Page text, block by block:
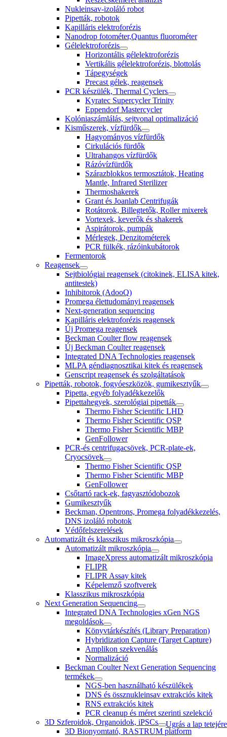
Nukleinsav-izoláló robot
Pipetták, robotok
Kapilláris elektroforézis
Nanodrop fotométer,Quantus fluorométer
Gélelektroforézis
Horizontális gélelektroforézis
Vertikális gélelektroforézis, blottolás
Tápegységek
Precast gélek, reagensek
PCR készülék, Thermal Cyclers
Kyratec Supercycler Trinity
Eppendorf Mastercycler
Kolóniaszámlálás, sejtvonal optimalizáció
Kisműszerek, vízfürdők
Hagyományos vízfürdők
Cirkulációs fürdők
Ultrahangos vízfürdők
Rázóvízfürdők
Szárazblokkos termosztátok, Heating
Mantle, Infrared Sterilizer
Thermoshakerek
Grant és Joanlab Centrifugák
Rotátorok, Billegtetők, Roller mixerek
Vortexek, keverők és shakerek
Aspirátorok, pumpák
Mérlegek, Denzitométerek
PCR fülkék, rázóinkubátorok
Fermentorok
Reagensek
Sejtbiológiai reagensek (citokinek, ELISA kitek,
antitestek)
Inhibitorok (AdooQ)
Promega élettudományi reagensek
Next-generation sequencing
Kapilláris elektroforézis reagensek
Új Promega reagensek
Beckman Coulter flow reagensek
Új Beckman Coulter reagensek
Integrated DNA Technologies reagensek
MLPA géndiagnosztikai kitek és reagensek
Genscript reagensek és szolgáltatások
Pipetták, robotok, fogyóeszközök, gumikesztyűk
Pipetta, egyéb folyadékkezelők
Pipettahegyek, szerológiai pipetták
Thermo Fisher Scientific LHD
Thermo Fisher Scientific QSP
Thermo Fisher Scientific MBP
GenFollower
PCR-és centrifugacsövek, PCR-plate-ek,
Cryocsövek
Thermo Fisher Scientific QSP
Thermo Fisher Scientific MBP
GenFollower
Csőtartó rack-ek, fagyasztódobozok
Gumikesztyűk
Beckman, Opentrons, Promega folyadékkezelés,
DNS izoláló robotok
Védőfelszerelések
Automatizált és klasszikus mikroszkópia
Automatizált mikroszkópia
ImageXpress automatizált mikroszkópia
FLIPR
FLIPR Assay kitek
Képelemző szoftverek
Klasszikus mikroszkópia
Next Generation Sequencing
Integrated DNA Technologies xGen NGS
megoldások
Könyvtárkészítés (Library Preparation)
Hybridization Capture (Target Capture)
Amplikon szekvenálás
Normalizáció
Beckman Coulter Next Generation Sequencing
termékek
NGS-ben használható készülékek
DNS és össznukleinsav extrakciós kitek
RNS extrakciós kitek
PCR cleanup és méret szerinti szelekció
3D Szferoidok, Organoidok, iPSCs
3D Bionyomtató, RASTRUM platform
Ugrás a lap tetejére